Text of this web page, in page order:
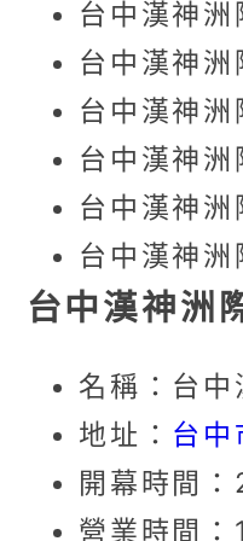
台中漢神
台中漢神
台中漢神
台中漢神
台中漢神
台中漢神
台中漢神洲
名稱：台
地址： 台
開幕時間
營業時間